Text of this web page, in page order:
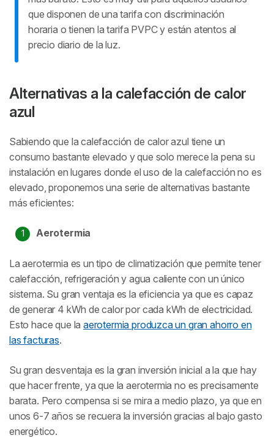
que disponen de una tarifa con discriminación
horaria o tienen la tarifa PVPC y están atentos al
precio diario de la luz.
Alternativas a la calefacción de calor
azul
Sabiendo que la calefacción de calor azul tiene un
consumo bastante elevado y que solo merece la pena su
instalación en lugares donde el uso de la calefacción no es
elevado, proponemos una serie de alternativas bastante
más eficientes:
Aerotermia
La aerotermia es un tipo de climatización que permite tener
calefacción, refrigeración y agua caliente con un único
sistema. Su gran ventaja es la eficiencia ya que es capaz
de generar 4 kWh de calor por cada kWh de electricidad.
Esto hace que laaerotermia produzca un gran ahorro en
las facturas.
Su gran desventaja es la gran inversión inicial a la que hay
que hacer frente, ya que la aerotermia no es precisamente
barata. Pero compensa si se mira a medio plazo, ya que en
unos 6-7 años se recuera la inversión gracias al bajo gasto
energético.